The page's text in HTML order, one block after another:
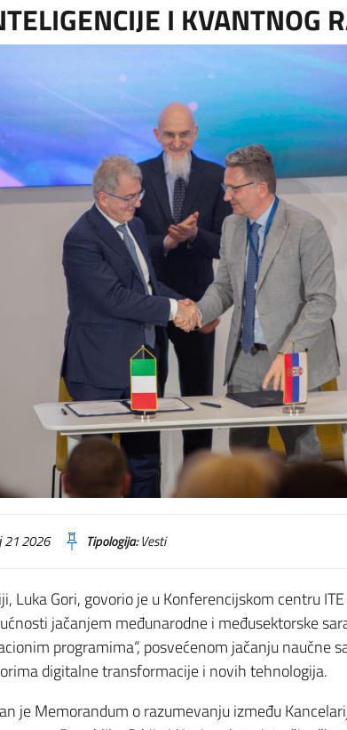
I KVANTNOG
21 2026 Tipologija:Vesti
Luka Gori, govorio je u Konferencijskom centru
jačanjem međunarodne i međusektorske
programima“, posvećenom jačanju naučne
digitalne transformacije i novih tehnologija.
je Memorandum o razumevanju između